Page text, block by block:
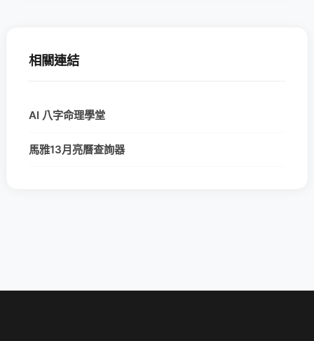
相關連結
AI 八字命理學堂
馬雅13月亮曆查詢器